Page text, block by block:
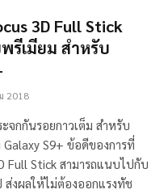
3D Full Stick
รีเมียม สำหรับ
2018
จกกันรอยกาวเต็ม สำหรับ
Galaxy S9+ ข้อดีของการที่
Full Stick สามารถแนบไปกับ
ส่งผลให้ไม่ต้องออกแรงทัช